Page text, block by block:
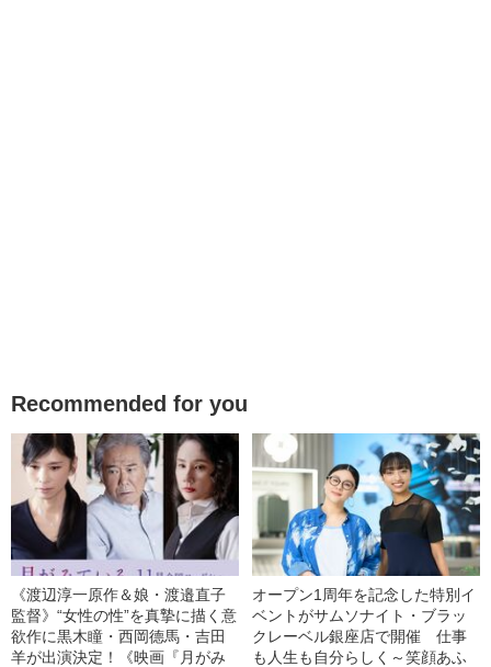
Recommended for you
《渡辺淳一原作＆娘・渡邉直子
監督》“女性の性”を真摯に描く意
欲作に黒木瞳・西岡德馬・吉田
羊が出演決定！《映画『月がみ
オープン1周年を記念した特別イ
ベントがサムソナイト・ブラッ
クレーベル銀座店で開催 仕事
も人生も自分らしく～笑顔あふ